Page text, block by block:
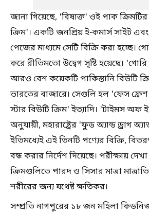
জানা গিয়েছে, 'বিষাক্ত' ওই পাক
ক্রিম'। একটি জনপ্রিয় ই-কমার্স সাইট এবং
পেজের মাধ্যমে সেটি বিক্রি করা হচ্ছে।
করে রীতিমতো উদ্বেগ সৃষ্টি হয়েছে।
আরও বেশ কয়েকটি পাকিস্তানি বিউটি
ভারতের বাজারে। সেগুলি হল 'ফেস
স্টার বিউটি ক্রিম' ইত্যাদি। 'টাইমস অফ
অনুযায়ী, মহারাষ্ট্রের 'ফুড অ্যান্ড ড্রাগ
ইতিমধ্যেই এই তিনটি পণ্যের বিক্রি,
বন্ধ করার নির্দেশ দিয়েছে। পরীক্ষায়
ক্রিমগুলিতে পারদ ও সিসার মাত্রা
শরীরের জন্য যথেষ্ট ক্ষতিকর।
সম্প্রতি নাগপুরের ১৮ জন মহিলা